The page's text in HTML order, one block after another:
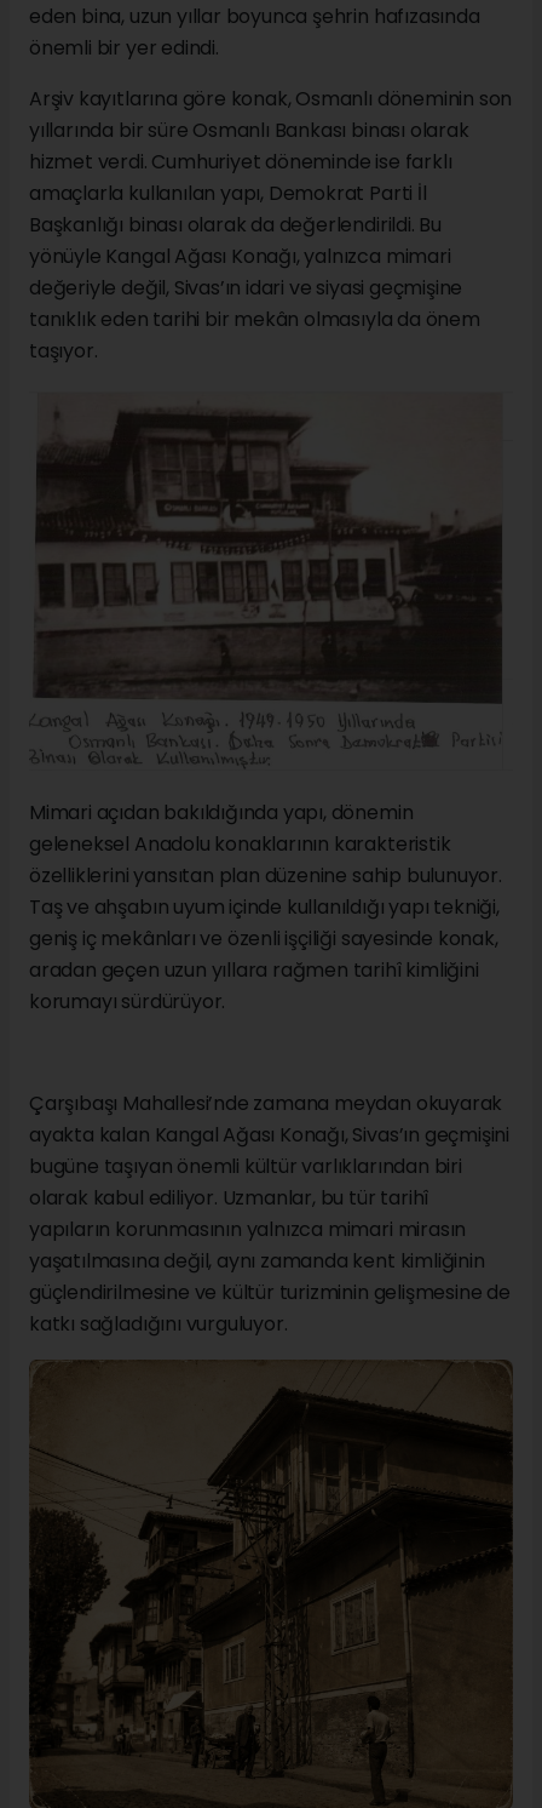
eden bina, uzun yıllar boyunca şehrin hafızasında
önemli bir yer edindi.
Arşiv kayıtlarına göre konak, Osmanlı döneminin son
yıllarında bir süre Osmanlı Bankası binası olarak
hizmet verdi. Cumhuriyet döneminde ise farklı
amaçlarla kullanılan yapı, Demokrat Parti İl
Başkanlığı binası olarak da değerlendirildi. Bu
yönüyle Kangal Ağası Konağı, yalnızca mimari
değeriyle değil, Sivas’ın idari ve siyasi geçmişine
tanıklık eden tarihi bir mekân olmasıyla da önem
taşıyor.
Mimari açıdan bakıldığında yapı, dönemin
geleneksel Anadolu konaklarının karakteristik
özelliklerini yansıtan plan düzenine sahip bulunuyor.
Taş ve ahşabın uyum içinde kullanıldığı yapı tekniği,
geniş iç mekânları ve özenli işçiliği sayesinde konak,
aradan geçen uzun yıllara rağmen tarihî kimliğini
korumayı sürdürüyor.
Çarşıbaşı Mahallesi’nde zamana meydan okuyarak
ayakta kalan Kangal Ağası Konağı, Sivas’ın geçmişini
bugüne taşıyan önemli kültür varlıklarından biri
olarak kabul ediliyor. Uzmanlar, bu tür tarihî
yapıların korunmasının yalnızca mimari mirasın
yaşatılmasına değil, aynı zamanda kent kimliğinin
güçlendirilmesine ve kültür turizminin gelişmesine de
katkı sağladığını vurguluyor.